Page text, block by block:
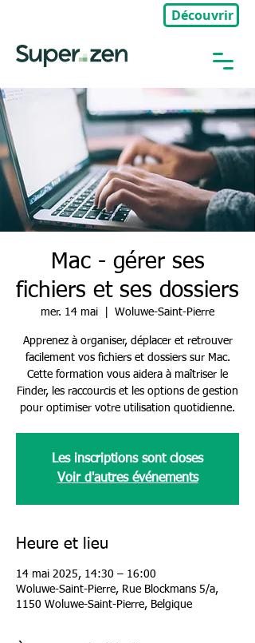
Découvrir
Mac - gérer ses
fichiers et ses dossiers
mer. 14 mai Woluwe-Saint-Pierre
Apprenez à organiser, déplacer et retrouver
facilement vos fichiers et dossiers sur Mac.
Cette formation vous aidera à maîtriser le
Finder, les raccourcis et les options de gestion
pour optimiser votre utilisation quotidienne.
Les inscriptions sont closes
Voir d'autres événements
Heure et lieu
14 mai 2025, 14:30 – 16:00
Woluwe-Saint-Pierre, Rue Blockmans 5/a,
1150 Woluwe-Saint-Pierre, Belgique